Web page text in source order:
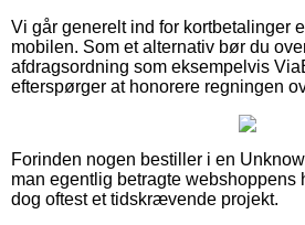
Vi går generelt ind for kortbetalinger
mobilen. Som et alternativ bør du
afdragsordning som eksempelvis
efterspørger at honorere regningen
Forinden nogen bestiller i en
man egentlig betragte webshoppens
dog oftest et tidskrævende projekt.